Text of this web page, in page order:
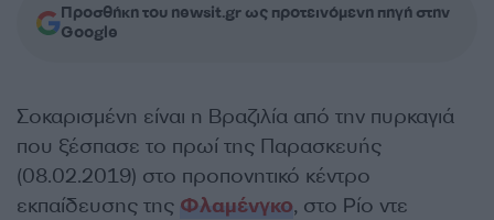
Προσθήκη του newsit.gr ως προτεινόμενη πηγή στην
Google
Σοκαρισμένη είναι η Βραζιλία από την πυρκαγιά
που ξέσπασε το πρωί της Παρασκευής
(08.02.2019) στο προπονητικό κέντρο
εκπαίδευσης της Φλαμένγκο, στο Ρίο ντε